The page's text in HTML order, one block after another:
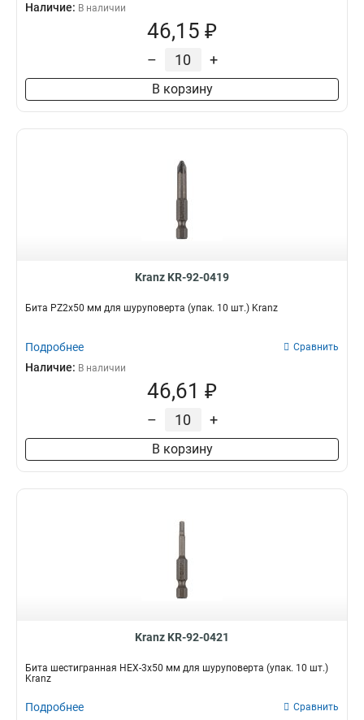
Наличие: В наличии
46,15 ₽
– +
В корзину
Kranz KR-92-0419
Бита PZ2х50 мм для шуруповерта (упак. 10 шт.) Kranz
Подробнее Сравнить
Наличие: В наличии
46,61 ₽
– +
В корзину
Kranz KR-92-0421
Бита шестигранная HEX-3х50 мм для шуруповерта (упак. 10 шт.)
Kranz
Подробнее Сравнить